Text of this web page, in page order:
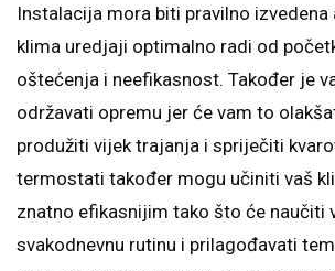
Instalacija mora biti pravilno izvedena
klima uredjaji optimalno radi od
oštećenja i neefikasnost. Također je
održavati opremu jer će vam to
produžiti vijek trajanja i spriječiti
termostati također mogu učiniti vaš
znatno efikasnijim tako što će naučiti
svakodnevnu rutinu i prilagođavati